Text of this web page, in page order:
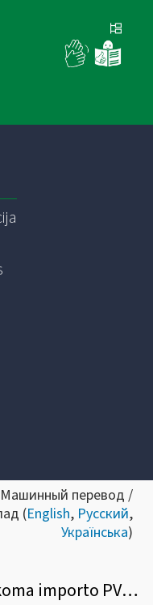
перевод /
(English, Русский,
Українська)
Kuriais atvejais ir kam taikoma importo PVM įskaitymo (sumokėjimo) VMI tvarka?